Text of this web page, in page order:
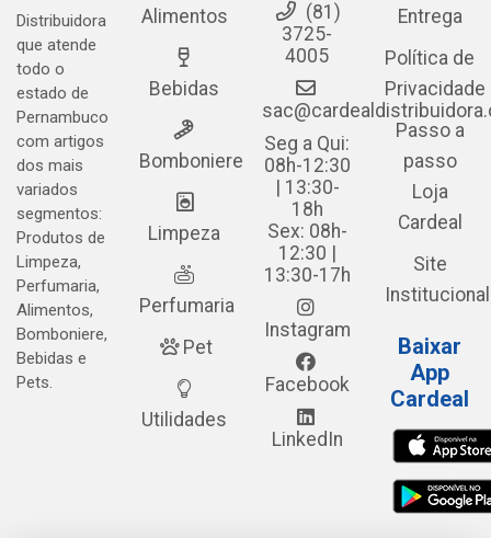
Distribuidora
que atende
todo o
estado de
Pernambuco
com artigos
dos mais
variados
segmentos:
Produtos de
Limpeza,
Perfumaria,
Alimentos,
Bomboniere,
Bebidas e
Pets.
Alimentos
Bebidas
Bomboniere
Limpeza
Perfumaria
Pet
Utilidades
(81)
3725-
4005
Seg a Qui:
08h-12:30
| 13:30-
18h
Sex: 08h-
12:30 |
13:30-17h
Instagram
Facebook
LinkedIn
Entrega
Política de
Privacidade
Passo a
passo
Loja
Cardeal
Site
Institucional
Baixar
App
Cardeal